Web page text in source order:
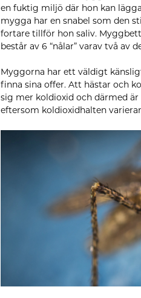
en fuktig miljö där hon kan
mygga har en snabel som den
fortare tillför hon saliv.
består av 6 “nålar” varav två av
Myggorna har ett väldigt
finna sina offer. Att hästar och
sig mer koldioxid och därmed
eftersom koldioxidhalten